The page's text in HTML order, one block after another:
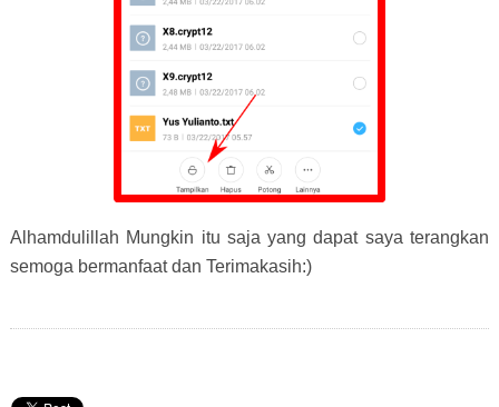
Alhamdulillah Mungkin itu saja yang dapat saya terangkan
semoga bermanfaat dan Terimakasih:)